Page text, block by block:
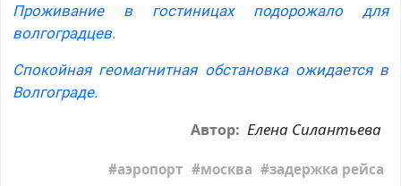
Проживание в гостиницах подорожало для
волгоградцев.
Спокойная геомагнитная обстановка ожидается в
Волгограде.
Автор: Елена Силантьева
аэропорт москва задержка рейса